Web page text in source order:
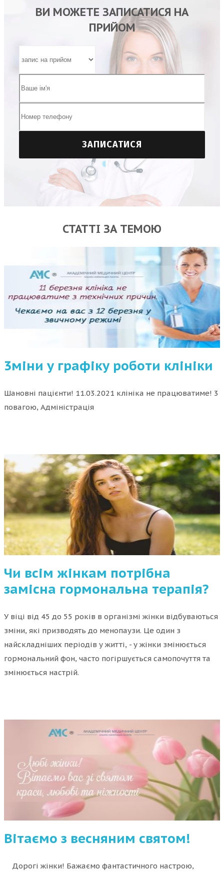
ВИ МОЖЕТЕ ЗАПИСАТИСЯ НА
ПРИЙОМ
СТАТТІ ЗА ТЕМОЮ
3міни у графіку роботи клініки
Шановні пацієнти! 11.03.2021 клініка не працюватиме! 3
повагою, Адміністрація
Чи всім жінкам потрібна
замісна гормональна терапія?
У віці від 45 до 55 років в організмі жінки відбуваються
зміни, які призводять до менопаузи. Це один з
найскладніших періодів у житті, - у жінки змінюється
гормональний фон, часто погіршується самопочуття та
змінюється настрій.
Вітаємо з весняним святом!
Дорогі жінки! Бажаємо фантастичного настрою,